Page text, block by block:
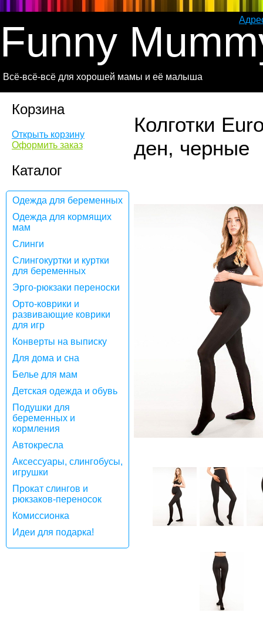
Funny
Всё-всё-всё для хорошей мамы и её малыша
Корзина
Открыть корзину
Оформить заказ
Каталог
Одежда для беременных
Одежда для кормящих
мам
Слинги
Слингокуртки и куртки
для беременных
Эрго-рюкзаки переноски
Орто-коврики и
развивающие коврики
для игр
Конверты на выписку
Для дома и сна
Белье для мам
Детская одежда и обувь
Подушки для
беременных и
кормления
Автокресла
Аксессуары, слингобусы,
игрушки
Прокат слингов и
рюкзаков-переносок
Комиссионка
Идеи для подарка!
Колготки
ден, черные